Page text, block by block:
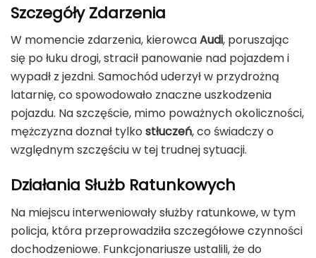
Szczegóły Zdarzenia
W momencie zdarzenia, kierowcaAudi, poruszając
się po łuku drogi, stracił panowanie nad pojazdem i
wypadł z jezdni. Samochód uderzył w przydrożną
latarnię, co spowodowało znaczne uszkodzenia
pojazdu. Na szczęście, mimo poważnych okoliczności,
mężczyzna doznał tylko stłuczeń, co świadczy o
względnym szczęściu w tej trudnej sytuacji.
Działania Służb Ratunkowych
Na miejscu interweniowały służby ratunkowe, w tym
policja, która przeprowadziła szczegółowe czynności
dochodzeniowe. Funkcjonariusze ustalili, że do